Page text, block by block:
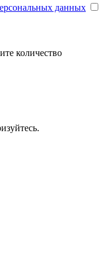
данных
количество